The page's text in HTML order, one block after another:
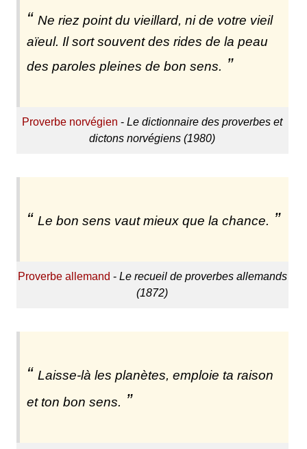
Ne riez point du vieillard, ni de votre vieil
aïeul. Il sort souvent des rides de la peau
des paroles pleines de bon sens.
Proverbe norvégien -Le dictionnaire des proverbes et
dictons norvégiens (1980)
Le bon sens vaut mieux que la chance.
Proverbe allemand - Le recueil de proverbes allemands
(1872)
Laisse-là les planètes, emploie ta raison
et ton bon sens.